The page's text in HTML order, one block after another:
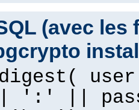
(avec les
':' ||